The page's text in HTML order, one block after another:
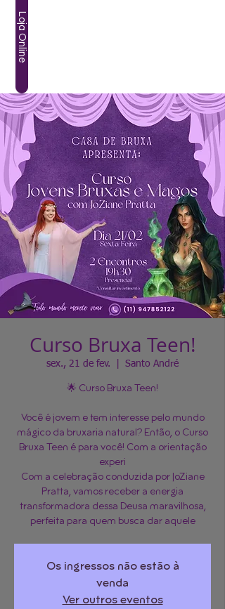
Loja Online
Curso Bruxa Teen!
sex., 21 de fev. Santo André
🌟 Curso Bruxa Teen!
Você é jovem e tem interesse pelo mundo
mágico da bruxaria natural? Então, o Curso
Bruxa Teen é para você! Com a orientação
experi
Com a celebração conduzida por JoZiane
Pratta, vamos receber a energia
transformadora dessa Deusa maravilhosa,
perfeita para quem busca dar aquele
Os ingressos não estão à
venda
Ver outros eventos